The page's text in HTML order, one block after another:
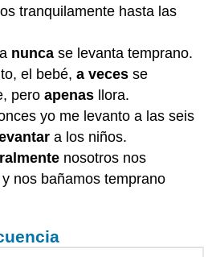
tranquilamente hasta las
nunca se levanta temprano.
el bebé,a veces se
peroapenas llora.
yo me levanto a las seis
a los niños.
nosotros nos
nos bañamos temprano